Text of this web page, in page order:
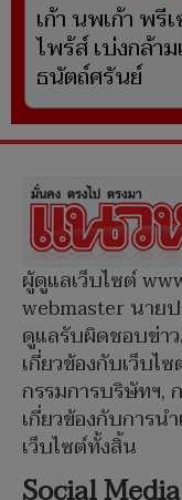
เก้า นพเก้า พรี
ไพร้ส์ เบ่งกล้า
ธนัตถ์ศรันย์
ผู้ดูแลเว็บไซต์
webmaster นาย
ดูแลรับผิดชอบข่า
เกี่ยวข้องกับเว็บไ
กรรมการบริษัทฯ,
เกี่ยวข้องกับการน
เว็บไซต์ทั้งสิ้น